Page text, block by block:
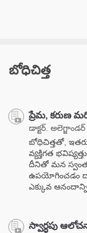
బోధిచిత్త
ప్రేమ, కరుణ
డాక్టర్. అలెగ్జాండర్
బోధిచిత్తతో,
వ్యక్తిగత
దీనితో మన స్వంత
ఉపయోగించడం
ఎక్కువ
స్వార్ధపు